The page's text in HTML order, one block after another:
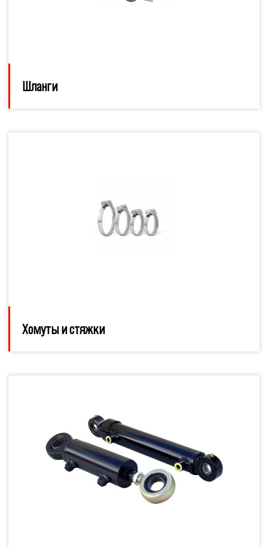
Шланги
Хомуты и стяжки